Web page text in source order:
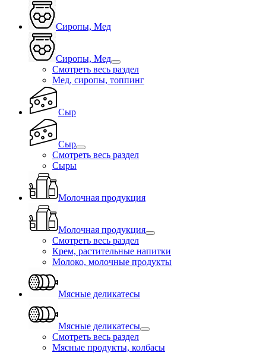
Сиропы, Мед
Сиропы, Мед
Смотреть весь раздел
Мед, сиропы, топпинг
Сыр
Сыр
Смотреть весь раздел
Сыры
Молочная продукция
Молочная продукция
Смотреть весь раздел
Крем, растительные напитки
Молоко, молочные продукты
Мясные деликатесы
Мясные деликатесы
Смотреть весь раздел
Мясные продукты, колбасы